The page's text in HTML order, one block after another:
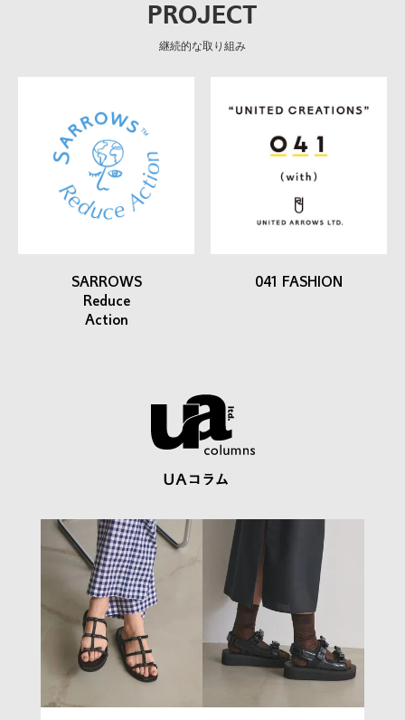
PROJECT
継続的な取り組み
SARROWS
Reduce
Action
041 FASHION